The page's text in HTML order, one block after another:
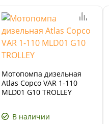
Мотопомпа дизельная
Atlas Copco VAR 1-110
MLD01 G10 TROLLEY
В наличии